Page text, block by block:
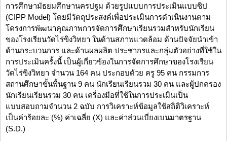
การศึกษามัธยมศึกษานครปฐม ด้วยรูปแบบการประเมินแบบซิป
(CIPP Model) โดยมีวัตถุประสงค์เพื่อประเมินการดำเนินงานตาม
โครงการพัฒนาคุณภาพการจัดการศึกษาเรียนรวมสำหรับนักเรียน
ของโรงเรียนวัดไร่ขิงวิทยา ในด้านสภาพแวดล้อม ด้านปัจจัยนำเข้า
ด้านกระบวนการ และด้านผลผลิต ประชากรและกลุ่มตัวอย่างที่ใช้ใน
การประเมินครั้งนี้ เป็นผู้เกี่ยวข้องในการจัดการศึกษาของโรงเรียน
วัดไร่ขิงวิทยา จำนวน 164 คน ประกอบด้วย ครู 95 คน กรรมการ
สถานศึกษาขั้นพื้นฐาน 9 คน นักเรียนเรียนรวม 30 คน และผู้ปกครอง
นักเรียนเรียนรวม 30 คน เครื่องมือที่ใช้ในการประเมินเป็น
แบบสอบถามจำนวน 2 ฉบับ การวิเคราะห์ข้อมูลใช้สถิติวิเคราะห์
เป็นค่าร้อยละ (%) ค่าเฉลี่ย (X) และค่าส่วนเบี่ยงเบนมาตรฐาน
(S.D.)